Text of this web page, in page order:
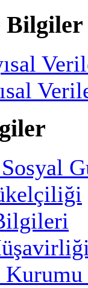
Bilgiler